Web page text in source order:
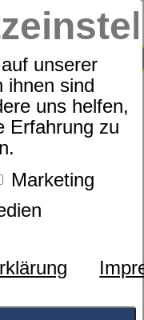
unserer
ihnen sind
uns helfen,
Erfahrung zu
Marketing
SUCHE
0